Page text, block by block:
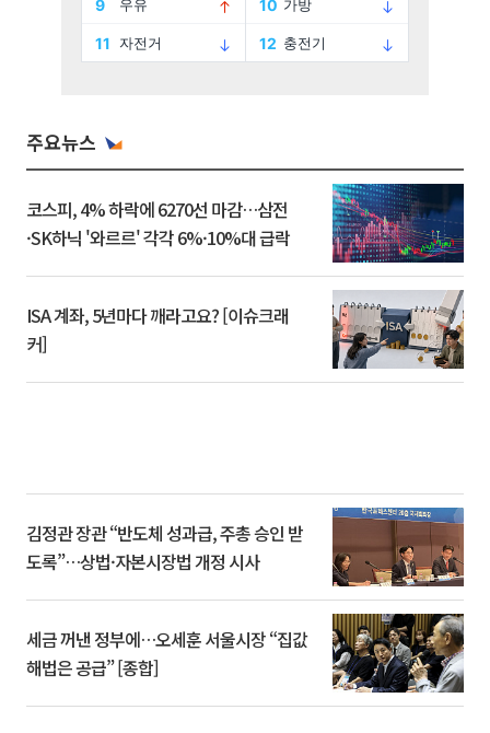
주요뉴스
코스피, 4% 하락에 6270선 마감…삼전
·SK하닉 '와르르' 각각 6%·10%대 급락
ISA 계좌, 5년마다 깨라고요? [이슈크래
커]
김정관 장관 “반도체 성과급, 주총 승인 받
도록”…상법·자본시장법 개정 시사
세금 꺼낸 정부에…오세훈 서울시장 “집값
해법은 공급” [종합]